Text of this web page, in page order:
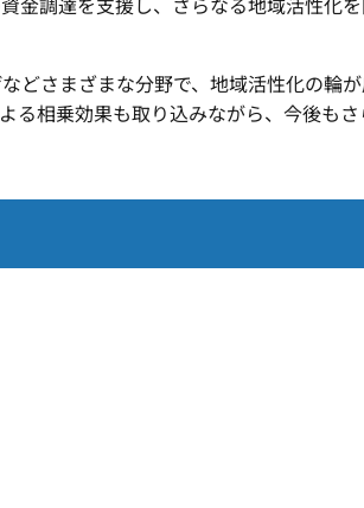
どさまざまな分野で、地域活性化の輪
る相乗効果も取り込みながら、今後も